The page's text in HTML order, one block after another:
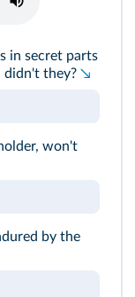
in secret parts
didn't they? ↘
won't
by the